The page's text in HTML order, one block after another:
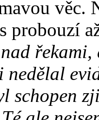
věc.
probouzí
nedělal
schopen